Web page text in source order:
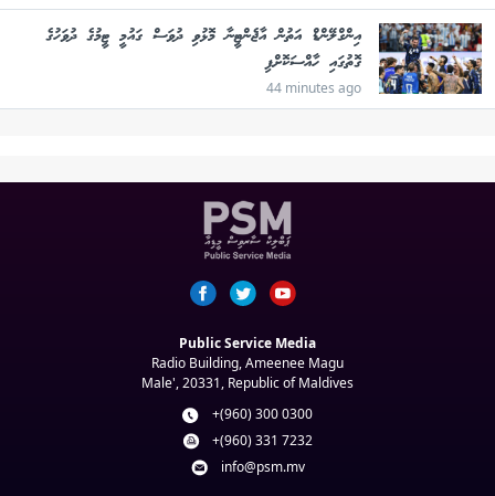
އިންގްލޭންޑް އަތުން އާޖެންޓީނާ މޮޅުވި ދުވަސް ގައުމީ ޓީމުގެ ދުވަހުގެ
ގޮތުގައި ހާއްސަކޮށްފި
44 minutes ago
Public Service Media
Radio Building, Ameenee Magu
Male', 20331, Republic of Maldives
+(960) 300 0300
+(960) 331 7232
info@psm.mv